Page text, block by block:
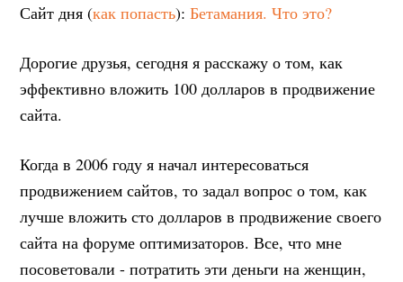
Сайт дня (как попасть):Бетамания. Что это?
Дорогие друзья, сегодня я расскажу о том, как
эффективно вложить 100 долларов в продвижение
сайта.
Когда в 2006 году я начал интересоваться
продвижением сайтов, то задал вопрос о том, как
лучше вложить сто долларов в продвижение своего
сайта на форуме оптимизаторов. Все, что мне
посоветовали - потратить эти деньги на женщин,